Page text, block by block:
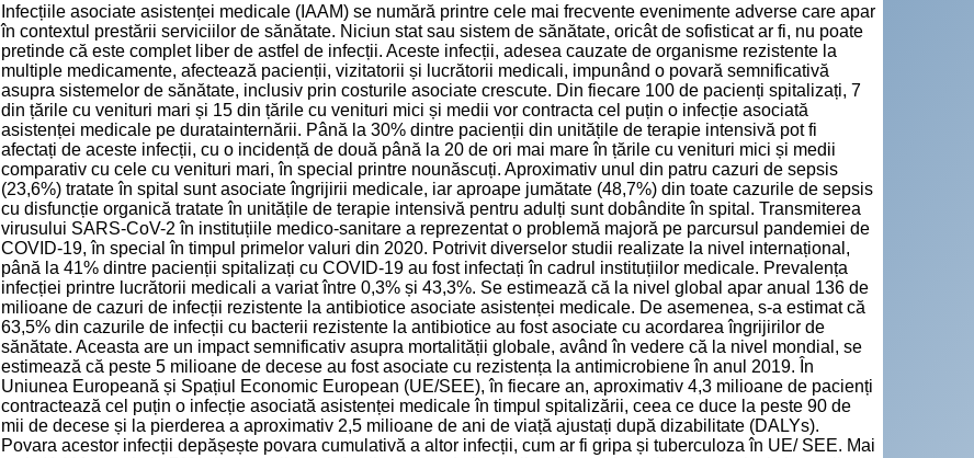
Infecțiile asociate asistenței medicale (IAAM) se numără printre cele mai frecvente evenimente adverse care apar
în contextul prestării serviciilor de sănătate. Niciun stat sau sistem de sănătate, oricât de sofisticat ar fi, nu poate
pretinde că este complet liber de astfel de infecții. Aceste infecții, adesea cauzate de organisme rezistente la
multiple medicamente, afectează pacienții, vizitatorii și lucrătorii medicali, impunând o povară semnificativă
asupra sistemelor de sănătate, inclusiv prin costurile asociate crescute. Din fiecare 100 de pacienți spitalizați, 7
din țările cu venituri mari și 15 din țările cu venituri mici și medii vor contracta cel puțin o infecție asociată
asistenței medicale pe duratainternării. Până la 30% dintre pacienții din unitățile de terapie intensivă pot fi
afectați de aceste infecții, cu o incidență de două până la 20 de ori mai mare în țările cu venituri mici și medii
comparativ cu cele cu venituri mari, în special printre nounăscuți. Aproximativ unul din patru cazuri de sepsis
(23,6%) tratate în spital sunt asociate îngrijirii medicale, iar aproape jumătate (48,7%) din toate cazurile de sepsis
cu disfuncție organică tratate în unitățile de terapie intensivă pentru adulți sunt dobândite în spital. Transmiterea
virusului SARS-CoV-2 în instituțiile medico-sanitare a reprezentat o problemă majoră pe parcursul pandemiei de
COVID-19, în special în timpul primelor valuri din 2020. Potrivit diverselor studii realizate la nivel internațional,
până la 41% dintre pacienții spitalizați cu COVID-19 au fost infectați în cadrul instituțiilor medicale. Prevalența
infecției printre lucrătorii medicali a variat între 0,3% și 43,3%. Se estimează că la nivel global apar anual 136 de
milioane de cazuri de infecții rezistente la antibiotice asociate asistenței medicale. De asemenea, s-a estimat că
63,5% din cazurile de infecții cu bacterii rezistente la antibiotice au fost asociate cu acordarea îngrijirilor de
sănătate. Aceasta are un impact semnificativ asupra mortalității globale, având în vedere că la nivel mondial, se
estimează că peste 5 milioane de decese au fost asociate cu rezistența la antimicrobiene în anul 2019. În
Uniunea Europeană și Spațiul Economic European (UE/SEE), în fiecare an, aproximativ 4,3 milioane de pacienți
contractează cel puțin o infecție asociată asistenței medicale în timpul spitalizării, ceea ce duce la peste 90 de
mii de decese și la pierderea a aproximativ 2,5 milioane de ani de viață ajustați după dizabilitate (DALYs).
Povara acestor infecții depășește povara cumulativă a altor infecții, cum ar fi gripa și tuberculoza în UE/ SEE. Mai